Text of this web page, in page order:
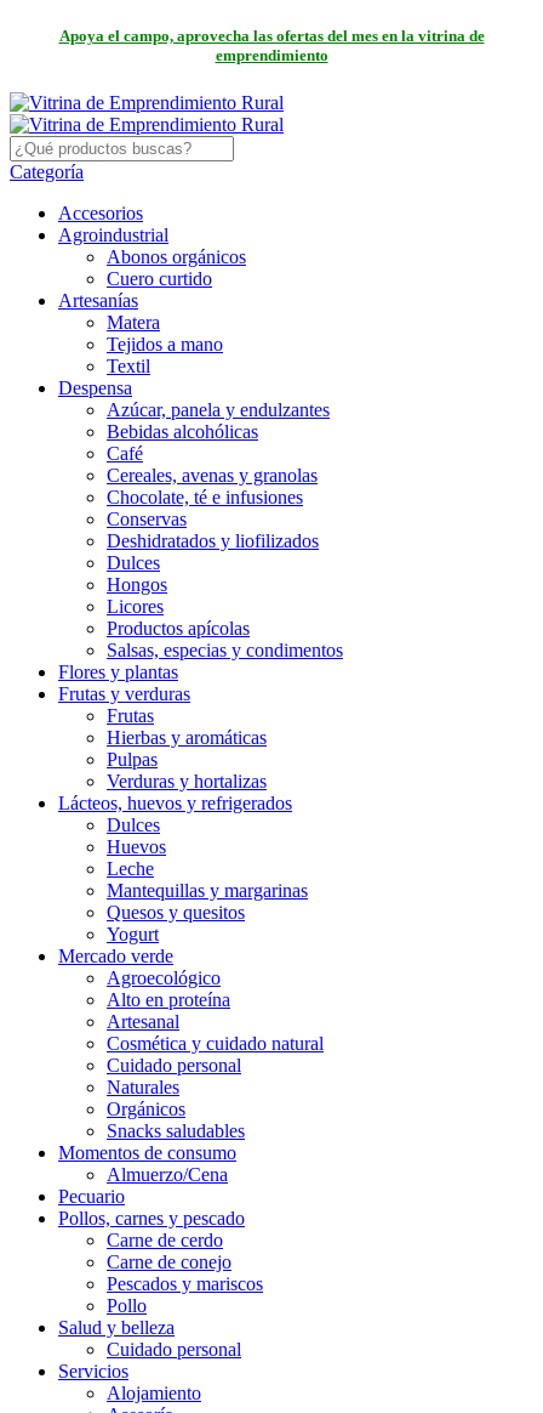
Apoya el campo, aprovecha las ofertas del mes en la vitrina de
emprendimiento
Categoría
Accesorios
Agroindustrial
Abonos orgánicos
Cuero curtido
Artesanías
Matera
Tejidos a mano
Textil
Despensa
Azúcar, panela y endulzantes
Bebidas alcohólicas
Café
Cereales, avenas y granolas
Chocolate, té e infusiones
Conservas
Deshidratados y liofilizados
Dulces
Hongos
Licores
Productos apícolas
Salsas, especias y condimentos
Flores y plantas
Frutas y verduras
Frutas
Hierbas y aromáticas
Pulpas
Verduras y hortalizas
Lácteos, huevos y refrigerados
Dulces
Huevos
Leche
Mantequillas y margarinas
Quesos y quesitos
Yogurt
Mercado verde
Agroecológico
Alto en proteína
Artesanal
Cosmética y cuidado natural
Cuidado personal
Naturales
Orgánicos
Snacks saludables
Momentos de consumo
Almuerzo/Cena
Pecuario
Pollos, carnes y pescado
Carne de cerdo
Carne de conejo
Pescados y mariscos
Pollo
Salud y belleza
Cuidado personal
Servicios
Alojamiento